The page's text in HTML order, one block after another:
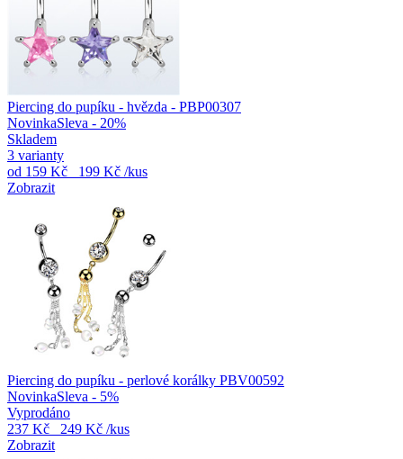
Piercing do pupíku - hvězda - PBP00307
NovinkaSleva - 20%
Skladem
3 varianty
od 159 Kč 199 Kč /kus
Zobrazit
Piercing do pupíku - perlové korálky PBV00592
NovinkaSleva - 5%
Vyprodáno
237 Kč
249 Kč /kus
Zobrazit